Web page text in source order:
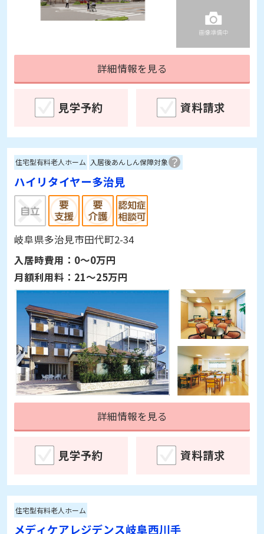
詳細情報を見る
見学予約 資料請求
住宅型有料老人ホーム 入居後あんしん保障対象
ハイリタイヤー多治見
岐阜県多治見市田代町2-34
入居時費用： 0～0万円
月額利用料： 21～25万円
詳細情報を見る
見学予約 資料請求
住宅型有料老人ホーム
メディケアレジデンス岐阜西川手